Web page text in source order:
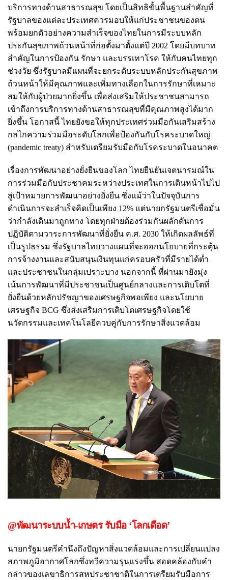
บริการทางด้านสาธารณสุข โดยเป็นสิทธิขั้นพื้นฐานสำคัญที่
รัฐบาลของแต่ละประเทศควรมอบให้แก่ประชาชนของตน
พร้อมยกตัวอย่างความสำเร็จของไทยในการมีระบบหลัก
ประกันสุขภาพถ้วนหน้าที่ก่อตั้งมาตั้งแต่ปี 2002 โดยมีบทบาท
สำคัญในการป้องกัน รักษา และบรรเทาโรค ให้กับคนไทยทุก
ช่วงวัย ซึ่งรัฐบาลมีแผนที่จะยกระดับระบบหลักประกันสุขภาพ
ถ้วนหน้าให้มีคุณภาพและเพิ่มทางเลือกในการรักษาที่เหมาะ
สมให้กับผู้ป่วยมากยิ่งขึ้น เพื่อส่งเสริมให้ประชาชนสามารถ
เข้าถึงการบริการทางด้านสาธารณสุขที่มีคุณภาพสูงได้มาก
ยิ่งขึ้น โอกาสนี้ ไทยยังขอให้ทุกประเทศร่วมมือกันเสริมสร้าง
กลไกความร่วมมือระดับโลกเพื่อป้องกันกับโรคระบาดใหญ่
(pandemic treaty) สำหรับเตรียมรับมือกับโรคระบาดในอนาคต
เรื่องการพัฒนาอย่างยั่งยืนของโลก ไทยยืนยันเจตนารมณ์ใน
การร่วมมือกับประชาคมระหว่างประเทศในการเดินหน้าไปไป
สู่เป้าหมายการพัฒนาอย่างยั่งยืน ซึ่งแม้ว่าในปัจจุบันการ
ดำเนินการจะสำเร็จคิดเป็นเพียง 12% แต่นายกรัฐมนตรีเชื่อมั่น
ว่ากำลังเดินมาถูกทาง โดยทุกฝ่ายต้องร่วมกันผลักดันการ
ปฏิบัติตามวาระการพัฒนาที่ยั่งยืน ค.ศ. 2030 ให้เกิดผลลัพธ์ที่
เป็นรูปธรรม ซึ่งรัฐบาลไทยวางแผนที่จะออกนโยบายที่กระตุ้น
การจ้างงานและสนับสนุนเงินทุนแก่ครอบครัวที่มีรายได้ต่ำ
และประชาชนในกลุ่มเปราะบาง นอกจากนี้ ที่ผ่านมายังมุ่ง
เน้นการพัฒนาที่มีประชาชนเป็นศูนย์กลางและการเติบโตที่
ยั่งยืนด้วยหลักปรัชญาของเศรษฐกิจพอเพียง และนโยบาย
เศรษฐกิจ BCG ซึ่งส่งเสริมการเติบโตเศรษฐกิจโดยใช้
นวัตกรรมและเทคโนโลยีควบคู่กับการรักษาสิ่งแวดล้อม
@พัฒนาระบบน้ำ-เกษตร รับมือ ‘โลกเดือด’
นายกรัฐมนตรีคำนึงถึงปัญหาสิ่งแวดล้อมและการเปลี่ยนแปลง
สภาพภูมิอากาศโลกซึ่งทวีความรุนแรงขึ้น สอดคล้องกับคำ
กล่าวของเลขาธิการสหประชาชาติในการเตรียมรับมือการ